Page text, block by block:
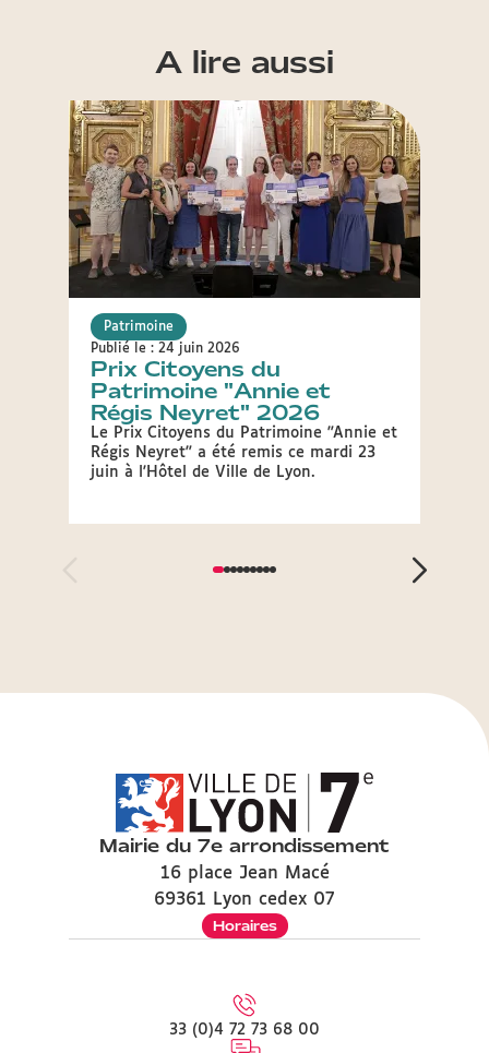
A lire aussi
Patrimoine
Publié le : 24 juin 2026
Prix Citoyens du
Patrimoine "Annie et
Régis Neyret" 2026
Le Prix Citoyens du Patrimoine "Annie et
Régis Neyret" a été remis ce mardi 23
juin à l'Hôtel de Ville de Lyon.
Mairie du 7e arrondissement
16 place Jean Macé
69361 Lyon cedex 07
Horaires
33 (0)4 72 73 68 00